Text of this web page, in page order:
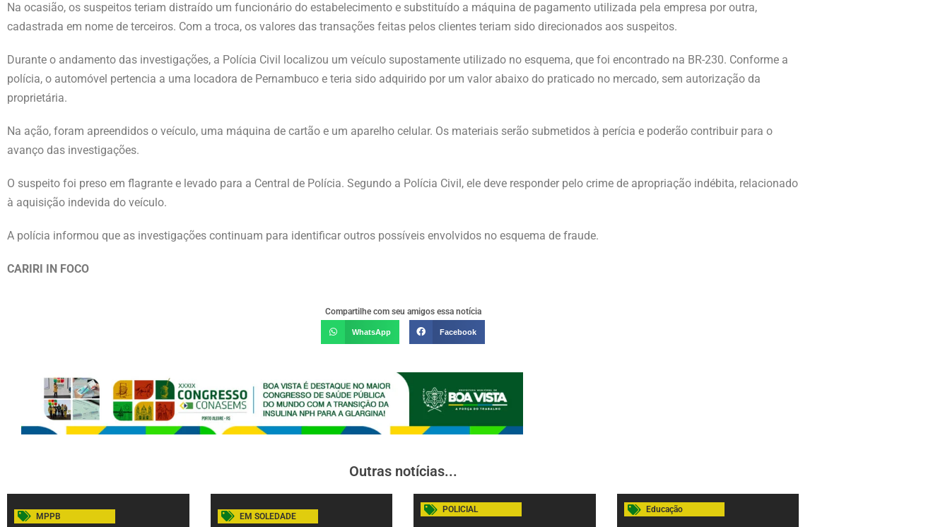
Na ocasião, os suspeitos teriam distraído um funcionário do estabelecimento e substituído a máquina de pagamento utilizada pela empresa por outra,
cadastrada em nome de terceiros. Com a troca, os valores das transações feitas pelos clientes teriam sido direcionados aos suspeitos.
Durante o andamento das investigações, a Polícia Civil localizou um veículo supostamente utilizado no esquema, que foi encontrado na BR-230. Conforme a
polícia, o automóvel pertencia a uma locadora de Pernambuco e teria sido adquirido por um valor abaixo do praticado no mercado, sem autorização da
proprietária.
Na ação, foram apreendidos o veículo, uma máquina de cartão e um aparelho celular. Os materiais serão submetidos à perícia e poderão contribuir para o
avanço das investigações.
O suspeito foi preso em flagrante e levado para a Central de Polícia. Segundo a Polícia Civil, ele deve responder pelo crime de apropriação indébita, relacionado
à aquisição indevida do veículo.
A polícia informou que as investigações continuam para identificar outros possíveis envolvidos no esquema de fraude.
CARIRI IN FOCO
Compartilhe com seu amigos essa notícia
WhatsApp Facebook
Outras notícias...
MPPB EM SOLEDADE
POLICIAL Educação